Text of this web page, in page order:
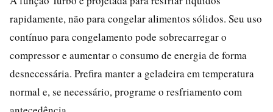
rapidamente, não para congelar alimentos sólidos. Seu uso
contínuo para congelamento pode sobrecarregar o
compressor e aumentar o consumo de energia de forma
desnecessária. Prefira manter a geladeira em temperatura
normal e, se necessário, programe o resfriamento com